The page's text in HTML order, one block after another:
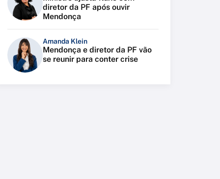
diretor da PF após ouvir
Mendonça
Amanda Klein
Mendonça e diretor da PF vão
se reunir para conter crise